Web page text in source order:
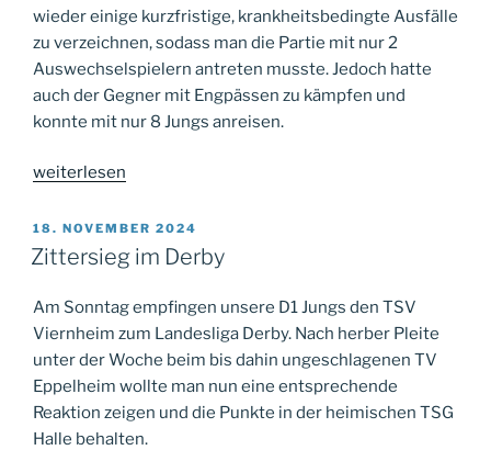
wieder einige kurzfristige, krankheitsbedingte Ausfälle
zu verzeichnen, sodass man die Partie mit nur 2
Auswechselspielern antreten musste. Jedoch hatte
auch der Gegner mit Engpässen zu kämpfen und
konnte mit nur 8 Jungs anreisen.
„Offensivfeuerwerk
Heimsieg“
weiterlesen
VERÖFFENTLICHT
AM
18. NOVEMBER 2024
Zittersieg im Derby
Am Sonntag empfingen unsere D1 Jungs den TSV
Viernheim zum Landesliga Derby. Nach herber Pleite
unter der Woche beim bis dahin ungeschlagenen TV
Eppelheim wollte man nun eine entsprechende
Reaktion zeigen und die Punkte in der heimischen TSG
Halle behalten.